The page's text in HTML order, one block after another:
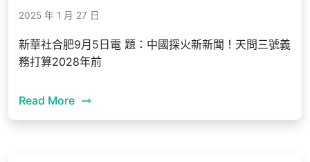
2025 年 1 月 27 日
新華社合肥9月5日電 題：中國探火新新聞！天問三號義
務打算2028年前
Read More